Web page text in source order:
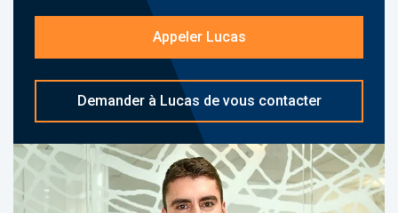
axes routiers, constitue un atout majeur.
complètes : accueil, restauration, animations,
sécurité, Wi-Fi, jardin et parking. La
copropriété est composée de 127 logements.
A propos du gestionnaire occupant :
Domitys est le leader français des résidences
services seniors, avec plus de 200
Appeler Lucas
Demander à Lucas de vous contacter